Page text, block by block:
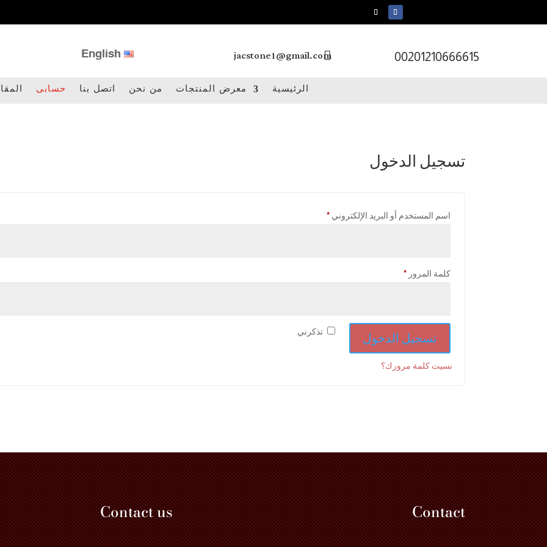
English jacstone1@gmail.com 00201210666615
الرئيسية معرض المنتجات من نحن اتصل بنا حسابى
تسجيل الدخول
اسم المستخدم أو البريد الإلكتروني*مطلوبة
كلمة المرور*مطلوبة
تذكرني تسجيل الدخول
نسيت كلمة مرورك؟
Contact us Contact